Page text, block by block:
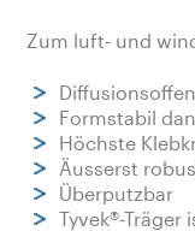
Zum luft- und
Formstabil
Höchste
Äusserst
Überputzbar
Tyvek®-